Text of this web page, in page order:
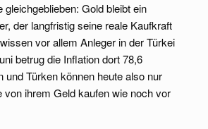
gleichgeblieben: Gold bleibt ein
der langfristig seine reale Kaufkraft
vor allem Anleger in der Türkei
betrug die Inflation dort 78,6
und Türken können heute also nur
von ihrem Geld kaufen wie noch vor